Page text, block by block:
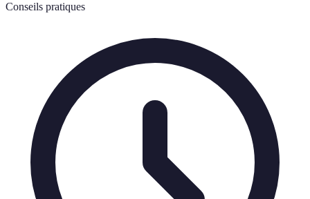
Conseils pratiques